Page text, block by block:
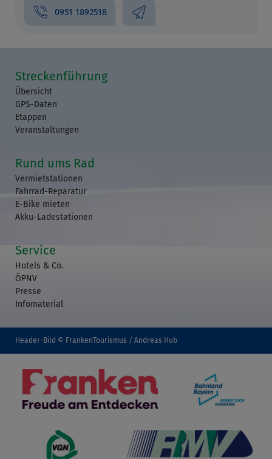
0951 1892518
Streckenführung
Übersicht
GPS-Daten
Etappen
Veranstaltungen
Rund ums Rad
Vermietstationen
Fahrrad-Reparatur
E-Bike mieten
Akku-Ladestationen
Service
Hotels & Co.
ÖPNV
Presse
Infomaterial
Header-Bild © FrankenTourismus / Andreas Hub